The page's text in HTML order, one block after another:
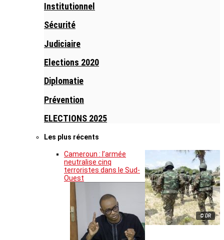
Institutionnel
Sécurité
Judiciaire
Elections 2020
Diplomatie
Prévention
ELECTIONS 2025
Les plus récents
© DR
Cameroun : l’armée
neutralise cinq
terroristes dans le Sud-
Ouest